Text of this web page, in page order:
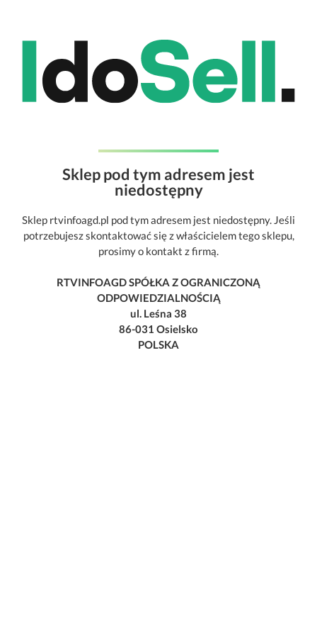
Sklep pod tym adresem jest
niedostępny
Sklep rtvinfoagd.pl pod tym adresem jest niedostępny. Jeśli
potrzebujesz skontaktować się z właścicielem tego sklepu,
prosimy o kontakt z firmą.
RTVINFOAGD SPÓŁKA Z OGRANICZONĄ
ODPOWIEDZIALNOŚCIĄ
ul. Leśna 38
86-031 Osielsko
POLSKA